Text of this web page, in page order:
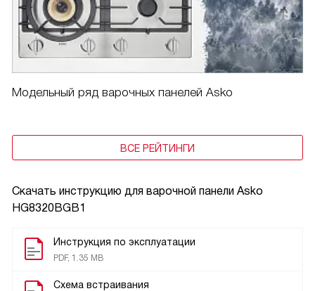
Скачать инструкцию для варочной панели Asko
HG8320BGB1
Инструкция по эксплуатации
PDF, 1.35 MB
Схема встраивания
Модельный ряд варочных панелей Asko
ВСЕ РЕЙТИНГИ